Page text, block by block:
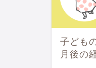
子ども
月後の